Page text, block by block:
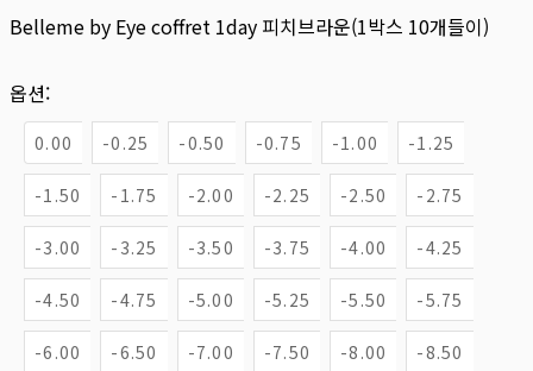
Belleme by Eye coffret 1day 피치브라운(1박스 10개들이)
옵션:
0.00 -0.25 -0.50 -0.75 -1.00 -1.25
-1.50 -1.75 -2.00 -2.25 -2.50 -2.75
-3.00 -3.25 -3.50 -3.75 -4.00 -4.25
-4.50 -4.75 -5.00 -5.25 -5.50 -5.75
-6.00 -6.50 -7.00 -7.50 -8.00 -8.50